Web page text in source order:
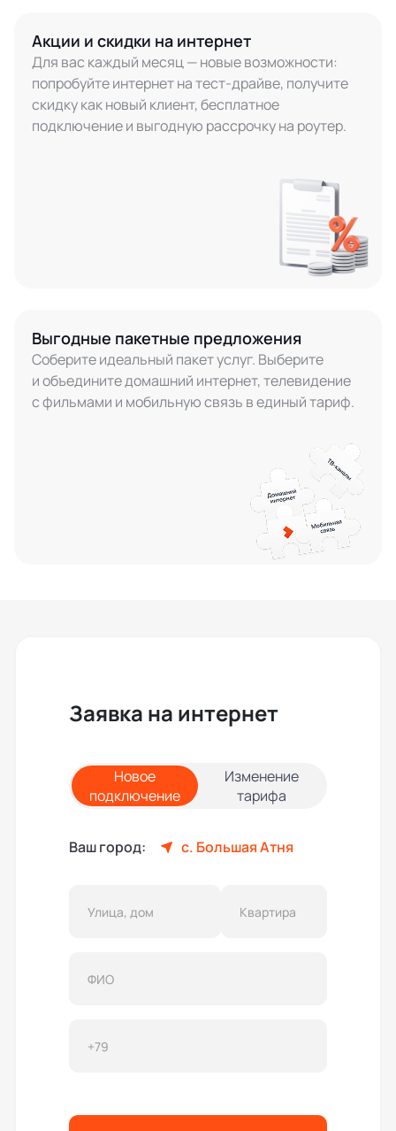
Акции и скидки на интернет
Для вас каждый месяц — новые возможности:
попробуйте интернет на тест-драйве, получите
скидку как новый клиент, бесплатное
подключение и выгодную рассрочку на роутер.
Выгодные пакетные предложения
Соберите идеальный пакет услуг. Выберите
и объедините домашний интернет, телевидение
с фильмами и мобильную связь в единый тариф.
Заявка на интернет
Новое
подключение
Изменение
тарифа
Ваш город: с. Большая Атня